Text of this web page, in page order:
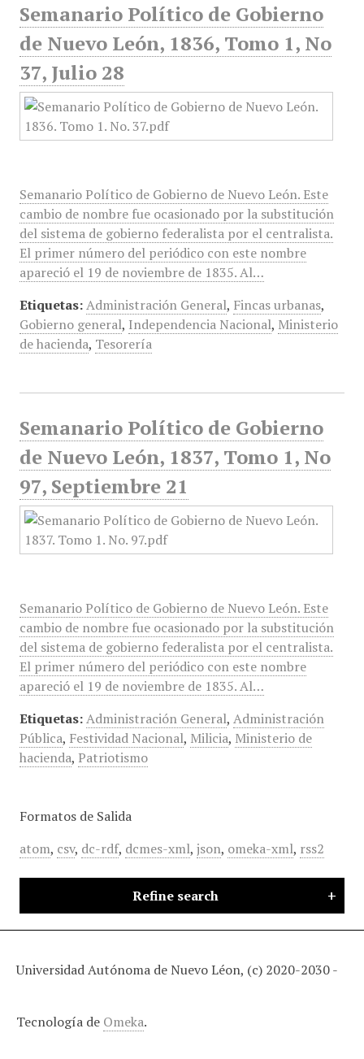
Semanario Político de Gobierno
de Nuevo León, 1836, Tomo 1, No
37, Julio 28
Semanario Político de Gobierno de Nuevo León. Este
cambio de nombre fue ocasionado por la substitución
del sistema de gobierno federalista por el centralista.
El primer número del periódico con este nombre
apareció el 19 de noviembre de 1835. Al…
Etiquetas: Administración General, Fincas urbanas,
Gobierno general, Independencia Nacional, Ministerio
de hacienda, Tesorería
Semanario Político de Gobierno
de Nuevo León, 1837, Tomo 1, No
97, Septiembre 21
Semanario Político de Gobierno de Nuevo León. Este
cambio de nombre fue ocasionado por la substitución
del sistema de gobierno federalista por el centralista.
El primer número del periódico con este nombre
apareció el 19 de noviembre de 1835. Al…
Etiquetas: Administración General, Administración
Pública, Festividad Nacional, Milicia, Ministerio de
hacienda, Patriotismo
Formatos de Salida
atom, csv, dc-rdf, dcmes-xml, json, omeka-xml, rss2
Refine search
Universidad Autónoma de Nuevo Léon, (c) 2020-2030 -
Tecnología de Omeka.